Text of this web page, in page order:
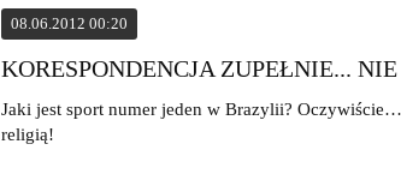
08.06.2012 00:20
KORESPONDENCJA ZUPEŁNIE...
Jaki jest sport numer jeden w Brazylii?
religią!